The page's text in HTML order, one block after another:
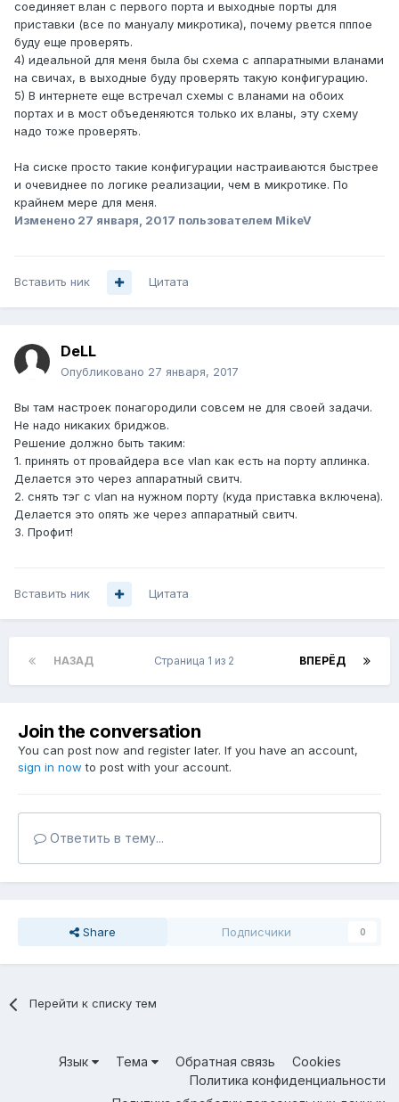
соединяет влан с первого порта и выходные порты для
приставки (все по мануалу микротика), почему рвется пппое
буду еще проверять.
4) идеальной для меня была бы схема с аппаратными вланами
на свичах, в выходные буду проверять такую конфигурацию.
5) В интернете еще встречал схемы с вланами на обоих
портах и в мост объеденяются только их вланы, эту схему
надо тоже проверять.
На сиске просто такие конфигурации настраиваются быстрее
и очевиднее по логике реализации, чем в микротике. По
крайнем мере для меня.
Изменено 27 января, 2017 пользователем MikeV
Вставить ник Цитата
DeLL
Опубликовано 27 января, 2017
Вы там настроек понагородили совсем не для своей задачи.
Не надо никаких бриджов.
Решение должно быть таким:
1. принять от провайдера все vlan как есть на порту аплинка.
Делается это через аппаратный свитч.
2. снять тэг с vlan на нужном порту (куда приставка включена).
Делается это опять же через аппаратный свитч.
3. Профит!
Вставить ник Цитата
НАЗАД ВПЕРЁД
Страница 1 из 2
Join the conversation
You can post now and register later. If you have an account,
sign in now to post with your account.
Ответить в тему...
Share Подписчики 0
Перейти к списку тем
Язык Тема Обратная связь
Cookies
Политика конфиденциальности